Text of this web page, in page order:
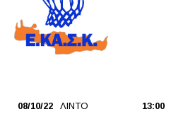
08/10/22 ΛΙΝΤΟ 13:00